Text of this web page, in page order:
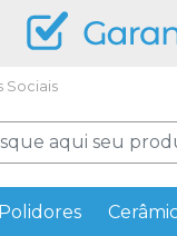
Sociais